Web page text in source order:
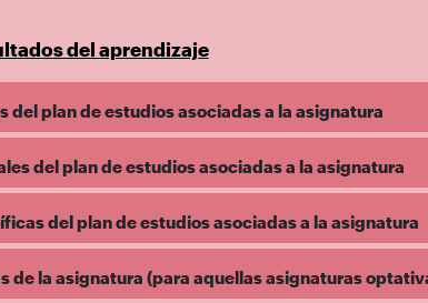
del aprendizaje
del plan de estudios asociadas a la asignatura
del plan de estudios asociadas a la asignatura
del plan de estudios asociadas a la asignatura
de la asignatura (para aquellas asignaturas